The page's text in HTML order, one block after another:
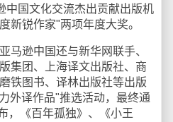
中国文化交流杰出贡献出版机
新锐作家"两项年度大奖。
逊中国还与新华网联手、
集团、上海译文出版社、商
铁图书、译林出版社等出版
外译作品"推选活动，最终通
，《百年孤独》、《小王